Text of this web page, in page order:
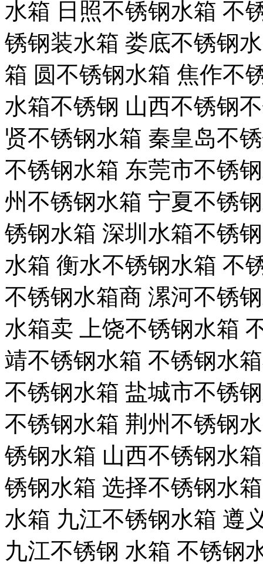
水箱 日照不锈钢水箱 不
锈钢装水箱 娄底不锈钢
箱 圆不锈钢水箱 焦作不
水箱不锈钢 山西不锈钢
贤不锈钢水箱 秦皇岛不
不锈钢水箱 东莞市不锈
州不锈钢水箱 宁夏不锈
锈钢水箱 深圳水箱不锈
水箱 衡水不锈钢水箱 不
不锈钢水箱商 漯河不锈
水箱卖 上饶不锈钢水箱
靖不锈钢水箱 不锈钢水
不锈钢水箱 盐城市不锈
不锈钢水箱 荆州不锈钢
锈钢水箱 山西不锈钢水
锈钢水箱 选择不锈钢水
水箱 九江不锈钢水箱 遵
九江不锈钢 水箱 不锈钢